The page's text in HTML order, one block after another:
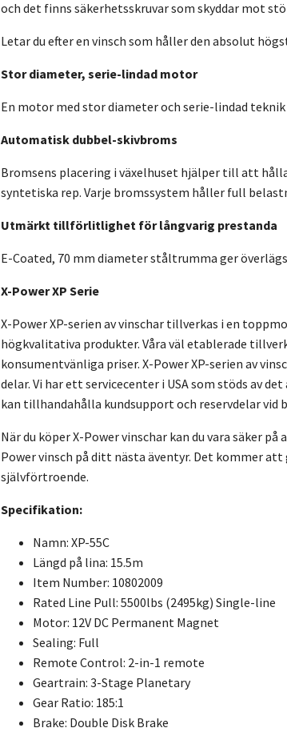
och det finns säkerhetsskruvar som skyddar mot
Letar du efter en vinsch som håller den absolut
Stor diameter, serie-lindad motor
En motor med stor diameter och serie-lindad
Automatisk dubbel-skivbroms
Bromsens placering i växelhuset hjälper till att
syntetiska rep. Varje bromssystem håller full
Utmärkt tillförlitlighet för långvarig prestanda
E-Coated, 70 mm diameter ståltrumma ger
X-Power XP Serie
X-Power XP-serien av vinschar tillverkas i en
högkvalitativa produkter. Våra väl etablerade
konsumentvänliga priser. X-Power XP-serien av
delar. Vi har ett servicecenter i USA som stöds av
kan tillhandahålla kundsupport och reservdelar vid
När du köper X-Power vinschar kan du vara säker
Power vinsch på ditt nästa äventyr. Det kommer
självförtroende.
Specifikation:
Namn: XP-55C
Längd på lina: 15.5m
Item Number: 10802009
Rated Line Pull: 5500lbs (2495kg) Single-line
Motor: 12V DC Permanent Magnet
Sealing: Full
Remote Control: 2-in-1 remote
Geartrain: 3-Stage Planetary
Gear Ratio: 185:1
Brake: Double Disk Brake